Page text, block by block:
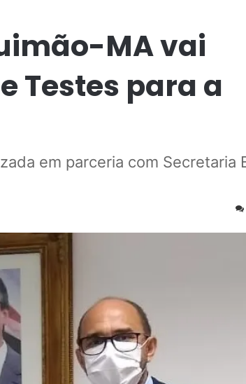
MA vai
Testes para a
em parceria com Secretaria